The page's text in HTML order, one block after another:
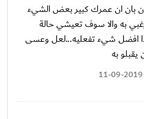
ن بان ان عمرك كبير بعض الشيء
به والا سوف تعيشي حالة
افضل شيء تفعليه...لعل وعسى
به
11-09-2019